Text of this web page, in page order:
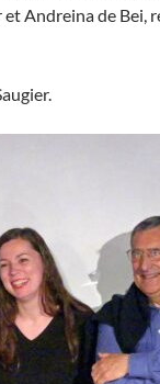
Andreina de Bei,